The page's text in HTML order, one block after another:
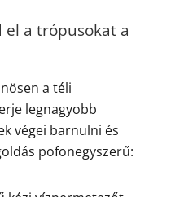
el a trópusokat a
a téli
legnagyobb
végei barnulni és
pofonegyszerű: